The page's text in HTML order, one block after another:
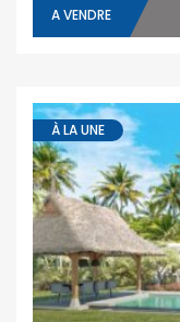
A VENDRE
À LA UNE